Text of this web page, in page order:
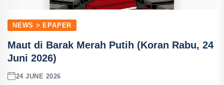
NEWS > EPAPER
Maut di Barak Merah Putih (Koran Rabu, 24
Juni 2026)
24 JUNE 2026